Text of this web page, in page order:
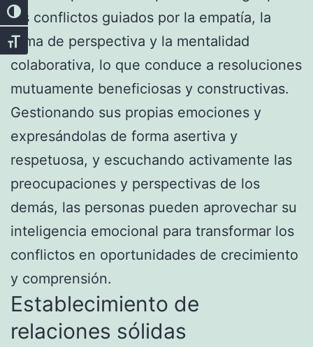
Alternar alto contraste
Alternar tamaño de letra
los conflictos guiados por la empatía, la
toma de perspectiva y la mentalidad
colaborativa, lo que conduce a resoluciones
mutuamente beneficiosas y constructivas.
Gestionando sus propias emociones y
expresándolas de forma asertiva y
respetuosa, y escuchando activamente las
preocupaciones y perspectivas de los
demás, las personas pueden aprovechar su
inteligencia emocional para transformar los
conflictos en oportunidades de crecimiento
y comprensión.
Establecimiento de
relaciones sólidas